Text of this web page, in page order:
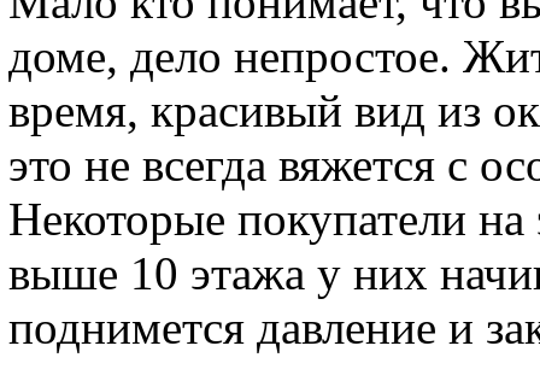
доме, дело непростое.
время, красивый вид из
это не всегда вяжется с
Некоторые покупатели
выше 10 этажа у них
поднимется давление и